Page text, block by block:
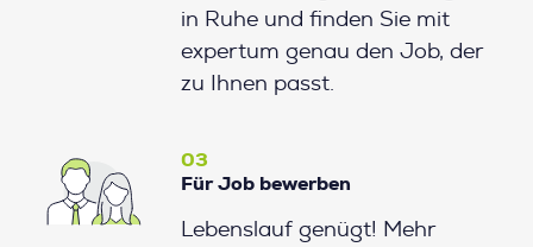
in Ruhe und finden Sie mit
expertum genau den Job, der
zu Ihnen passt.
03
Für Job bewerben
Lebenslauf genügt! Mehr